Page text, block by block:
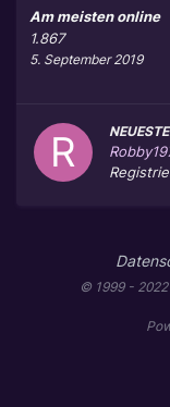
Am meisten online
1.867
5. September 2019
© 1999 - 2022